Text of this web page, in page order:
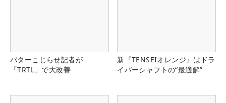
パターこじらせ記者が
「TRTL」で大改善
新『TENSEIオレンジ』はドラ
イバーシャフトの“最適解”